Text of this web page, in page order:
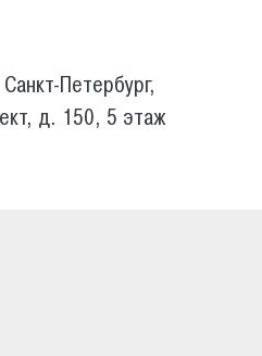
Петербург,
д. 150, 5 этаж